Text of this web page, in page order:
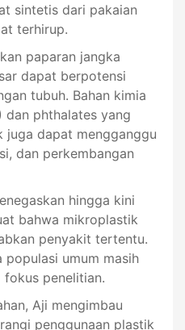
sintetis dari pakaian
terhirup.
paparan jangka
dapat berpotensi
tubuh. Bahan kimia
dan phthalates yang
juga dapat mengganggu
dan perkembangan
hingga kini
bahwa mikroplastik
penyakit tertentu.
umum masih
fokus penelitian.
Aji mengimbau
penggunaan plastik